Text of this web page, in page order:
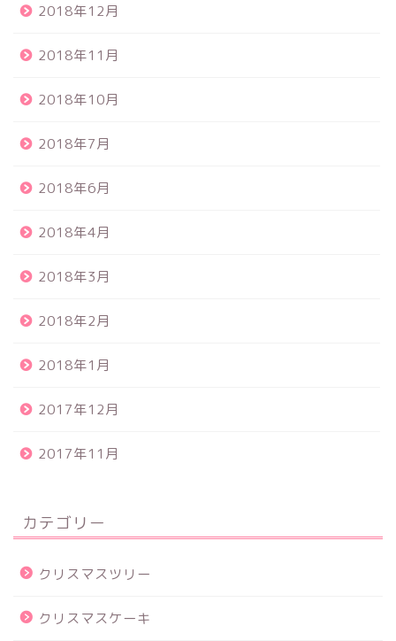
2018年12月
2018年11月
2018年10月
2018年7月
2018年6月
2018年4月
2018年3月
2018年2月
2018年1月
2017年12月
2017年11月
カテゴリー
クリスマスツリー
クリスマスケーキ